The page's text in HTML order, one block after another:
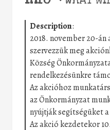
Description:
2018. november 20-
szervezzük meg
Község
rendelkezésünkre
Az akcióhoz
az Önkormányzat
nyújtják segítségüket
Az akció kezdetekor